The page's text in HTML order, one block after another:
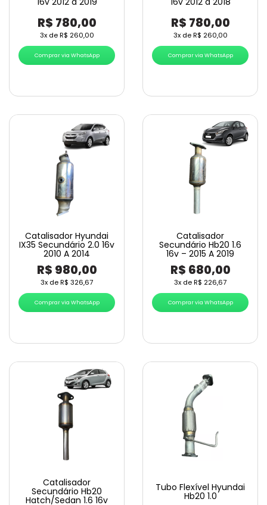
R$ 780,00
3x deR$ 260,00
Comprar via WhatsApp
R$ 780,00
3x deR$ 260,00
Comprar via WhatsApp
Catalisador Hyundai
IX35 Secundário 2.0 16v
2010 A 2014
R$ 980,00
3x deR$ 326,67
Comprar via WhatsApp
Catalisador
Secundário Hb20 1.6
16v – 2015 A 2019
R$ 680,00
3x deR$ 226,67
Comprar via WhatsApp
Catalisador
Secundário Hb20
Hatch/Sedan 1.6 16v
Tubo Flexível Hyundai
Hb20 1.0